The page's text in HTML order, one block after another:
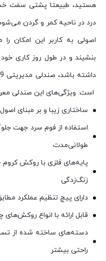
هستید، طبیعتا پشتی سفت
درد در ناحیه کمر و گردن
اصولی به کاربر این امکان
بنشیند و در طول روز کاری
است. ویژگی‌های این صندلی
ساختاری زیبا و بر مبنای
استفاده از فوم سرد جهت
طولانی‌مدت
پایه‌های فلزی با روکش
زنگ‌زدگی
دارای پیچ تنظیم عملکرد
قابل‌ ارائه با انواع روکش‌های
دسته‌های ساخته شده از
راحتی بیشتر